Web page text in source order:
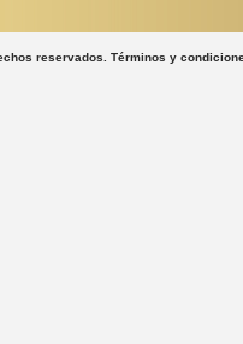
reservados. Términos y